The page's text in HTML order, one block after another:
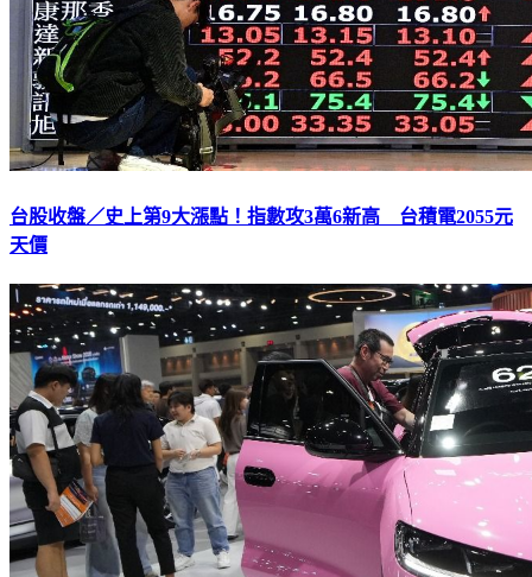
台股收盤／史上第9大漲點！指數攻3萬6新高 台積電2055元
天價